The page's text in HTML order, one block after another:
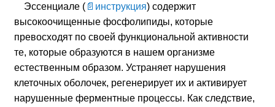
Эссенциале ( инструкция) содержит
высокоочищенные фосфолипиды, которые
превосходят по своей функциональной активности
те, которые образуются в нашем организме
естественным образом. Устраняет нарушения
клеточных оболочек, регенерирует их и активирует
нарушенные ферментные процессы. Как следствие,